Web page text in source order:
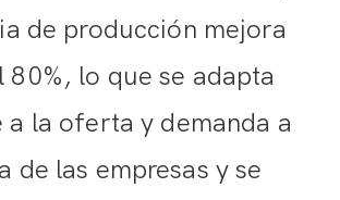
de producción mejora
80%, lo que se adapta
a la oferta y demanda a
de las empresas y se